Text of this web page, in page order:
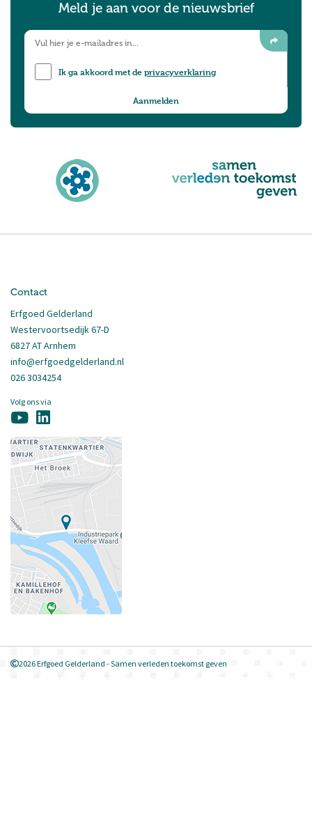
Meld je aan voor de nieuwsbrief
Ik ga akkoord met deprivacyverklaring
Contact
Erfgoed Gelderland
Westervoortsedijk 67-D
6827 AT Arnhem
info@erfgoedgelderland.nl
026 3034254
Volg ons via
2026 Erfgoed Gelderland - Samen verleden toekomst geven